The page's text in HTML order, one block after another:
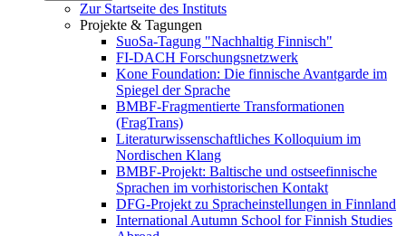
Zur Startseite des Instituts
Projekte & Tagungen
SuoSa-Tagung "Nachhaltig Finnisch"
FI-DACH Forschungsnetzwerk
Kone Foundation: Die finnische Avantgarde im
Spiegel der Sprache
BMBF-Fragmentierte Transformationen
(FragTrans)
Literaturwissenschaftliches Kolloquium im
Nordischen Klang
BMBF-Projekt: Baltische und ostseefinnische
Sprachen im vorhistorischen Kontakt
DFG-Projekt zu Spracheinstellungen in Finnland
International Autumn School for Finnish Studies